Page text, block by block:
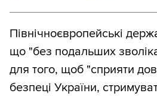
Північноєвропейські
що "без подальших
для того, щоб "сприяти
безпеці України,